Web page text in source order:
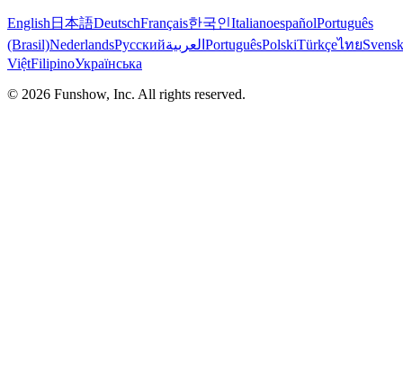
English 日本語DeutschFrançais한국인ItalianoespañolPortuguês
(Brasil)NederlandsРусскийالعربية PortuguêsPolskiTürkçeไทย
ViệtFilipinoУкраїнська
© 2026 Funshow, Inc. All rights reserved.